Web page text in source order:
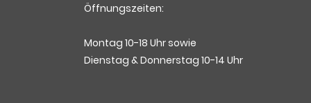
Öffnungszeiten:
Montag 10-18 Uhr sowie
Dienstag & Donnerstag 10-14 Uhr